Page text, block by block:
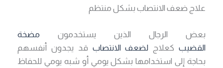
علاج ضعف الانتصاب بشكل منتظم
بعض الرجال الذين يستخدمون مضخة
القضيبكعلاج لضعف الانتصاب قد يجدون أنفسهم
بحاجة إلى استخدامها بشكل يومي أو شبه يومي للحفاظ